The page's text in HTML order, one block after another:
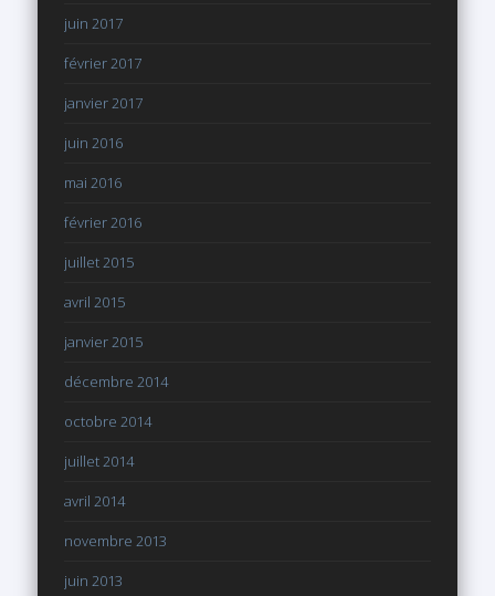
juin 2017
février 2017
janvier 2017
juin 2016
mai 2016
février 2016
juillet 2015
avril 2015
janvier 2015
décembre 2014
octobre 2014
juillet 2014
avril 2014
novembre 2013
juin 2013